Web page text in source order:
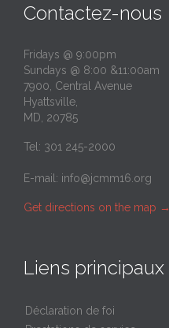
Contactez-nous
Fridays @ 9:00pm
Sundays @ 8:00 &11:00am
7900, Central Avenue
Hyattsville,
MD, 20785
Tel: 301 245-2000
E-mail: info@jcmm16.org
Get directions on the map →
Liens principaux
Déclaration de foi